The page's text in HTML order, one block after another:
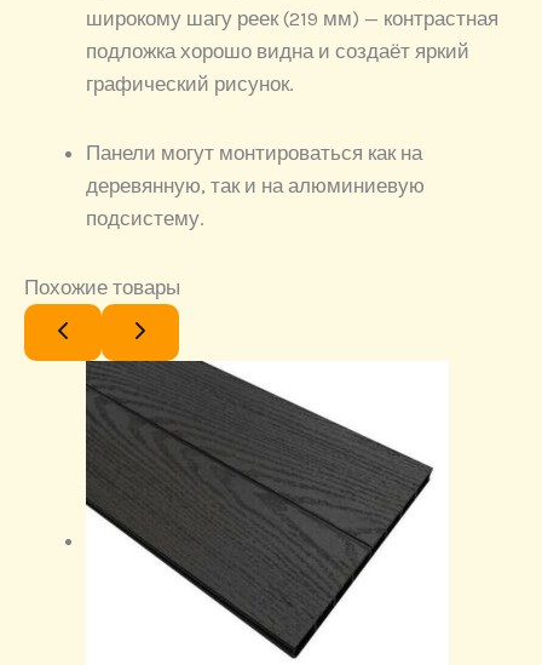
широкому шагу реек (219 мм) — контрастная
подложка хорошо видна и создаёт яркий
графический рисунок.
Панели могут монтироваться как на
деревянную, так и на алюминиевую
подсистему.
Похожие товары